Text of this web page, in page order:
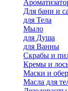
Для бани и
для Тела
Мыло
для Душа
для Ванны
Скрабы и
Кремы и
Маски и
Масла для